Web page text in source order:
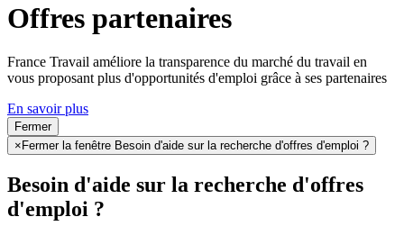
Offres partenaires
France Travail améliore la transparence du marché du travail en
vous proposant plus d'opportunités d'emploi grâce à ses partenaires
En savoir plus
Fermer
× Fermer la fenêtre Besoin d'aide sur la recherche d'offres d'emploi ?
Besoin d'aide sur la recherche d'offres
d'emploi ?